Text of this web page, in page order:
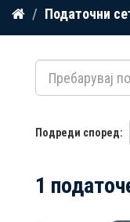
Прескокнете
содржина
Податочни
Подреди според
1